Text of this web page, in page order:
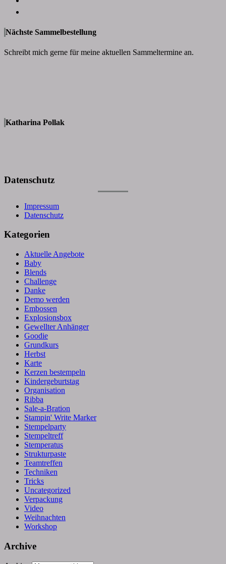
Nächste Sammelbestellung
Schreibt mich gerne für meine aktuellen Sammeltermine an.
Katharina Pollak
Datenschutz
Impressum
Datenschutz
Kategorien
Aktuelle Angebote
Baby
Blends
Challenge
Danke
Demo werden
Embossen
Explosionsbox
Gewellter Anhänger
Goodie
Grundkurs
Herbst
Karte
Kerzen bestempeln
Kindergeburtstag
Organisation
Ribba
Sale-a-Bration
Stampin' Write Marker
Stempelparty
Stempeltreff
Stemperatus
Strukturpaste
Teamtreffen
Techniken
Tricks
Uncategorized
Verpackung
Video
Weihnachten
Workshop
Archive